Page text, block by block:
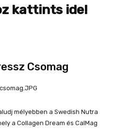
kattints ide!
Csomag
mélyebben a Swedish Nutra
a Collagen Dream és CalMag